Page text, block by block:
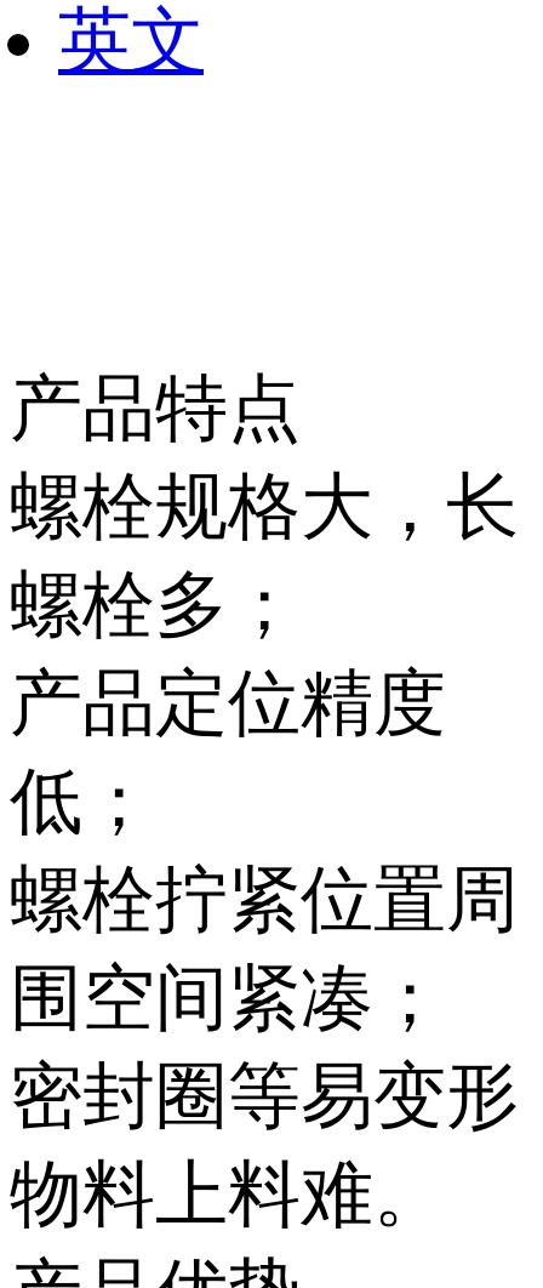
英文
产品特点
螺栓规格大，长
螺栓多；
产品定位精度
低；
螺栓拧紧位置周
围空间紧凑；
密封圈等易变形
物料上料难。